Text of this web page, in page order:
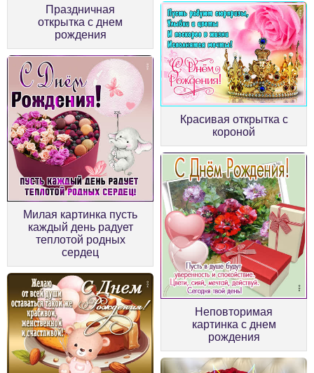
Праздничная
открытка с днем
рождения
Милая картинка пусть
каждый день радует
теплотой родных
сердец
Красивая открытка с
короной
Неповторимая
картинка с днем
рождения